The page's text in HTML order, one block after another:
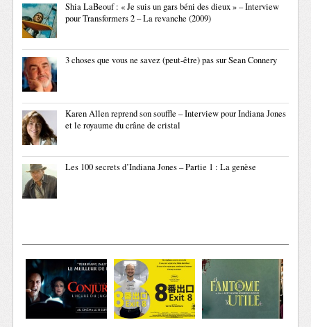
Shia LaBeouf : « Je suis un gars béni des dieux » – Interview
pour Transformers 2 – La revanche (2009)
3 choses que vous ne savez (peut-être) pas sur Sean Connery
Karen Allen reprend son souffle – Interview pour Indiana Jones
et le royaume du crâne de cristal
Les 100 secrets d’Indiana Jones – Partie 1 : La genèse